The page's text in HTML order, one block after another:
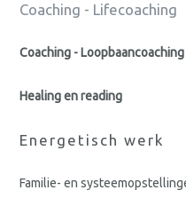
Coaching - Lifecoaching
Coaching - Loopbaancoaching
Healing en reading
Energetisch werk
Familie- en